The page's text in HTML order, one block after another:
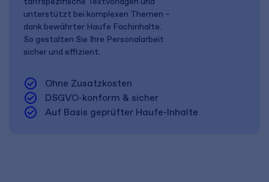
unterstützt bei komplexen Themen –
dank bewährter Haufe Fachinhalte.
So gestalten Sie Ihre Personalarbeit
sicher und effizient.
check_circle Ohne Zusatzkosten
check_circle DSGVO-konform & sicher
check_circle Auf Basis geprüfter Haufe-Inhalte